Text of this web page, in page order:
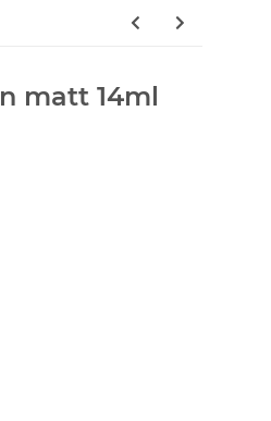
matt 14ml